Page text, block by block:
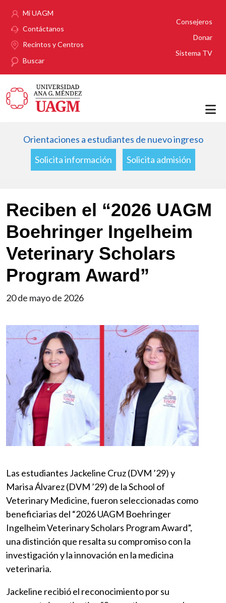
Mi UAGM
Contáctanos
Recintos y Centros
Buscar
Consejeros
Donar
Sistema TV
Orientaciones a estudiantes de nuevo ingreso
Solicita información
Solicita admisión
Reciben el “2026 UAGM
Boehringer Ingelheim
Veterinary Scholars
Program Award”
20 de mayo de 2026
Imagen
Las estudiantes Jackeline Cruz (DVM ’29) y
Marisa Álvarez (DVM ’29) de la School of
Veterinary Medicine, fueron seleccionadas como
beneficiarias del “2026 UAGM Boehringer
Ingelheim Veterinary Scholars Program Award”,
una distinción que resalta su compromiso con la
investigación y la innovación en la medicina
veterinaria.
Jackeline recibió el reconocimiento por su